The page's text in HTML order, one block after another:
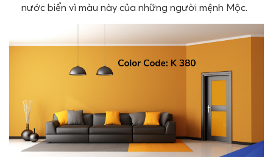
nước biển vì màu này của những người mệnh Mộc.